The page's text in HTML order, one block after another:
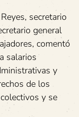
secretario
general
comentó
salarios
y
de los
y se